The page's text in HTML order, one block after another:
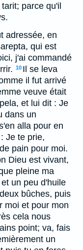
parce qu'il
adressée, en
qui est
j'ai commandé
10 Il se leva
il fut arrivé
veuve était
et lui dit : Je
dans un
alla pour en
Je te prie,
pain pour moi.
Dieu est vivant,
pleine ma
un peu d'huile
bûches, puis
moi et pour mon
cela nous
point; va, fais
un